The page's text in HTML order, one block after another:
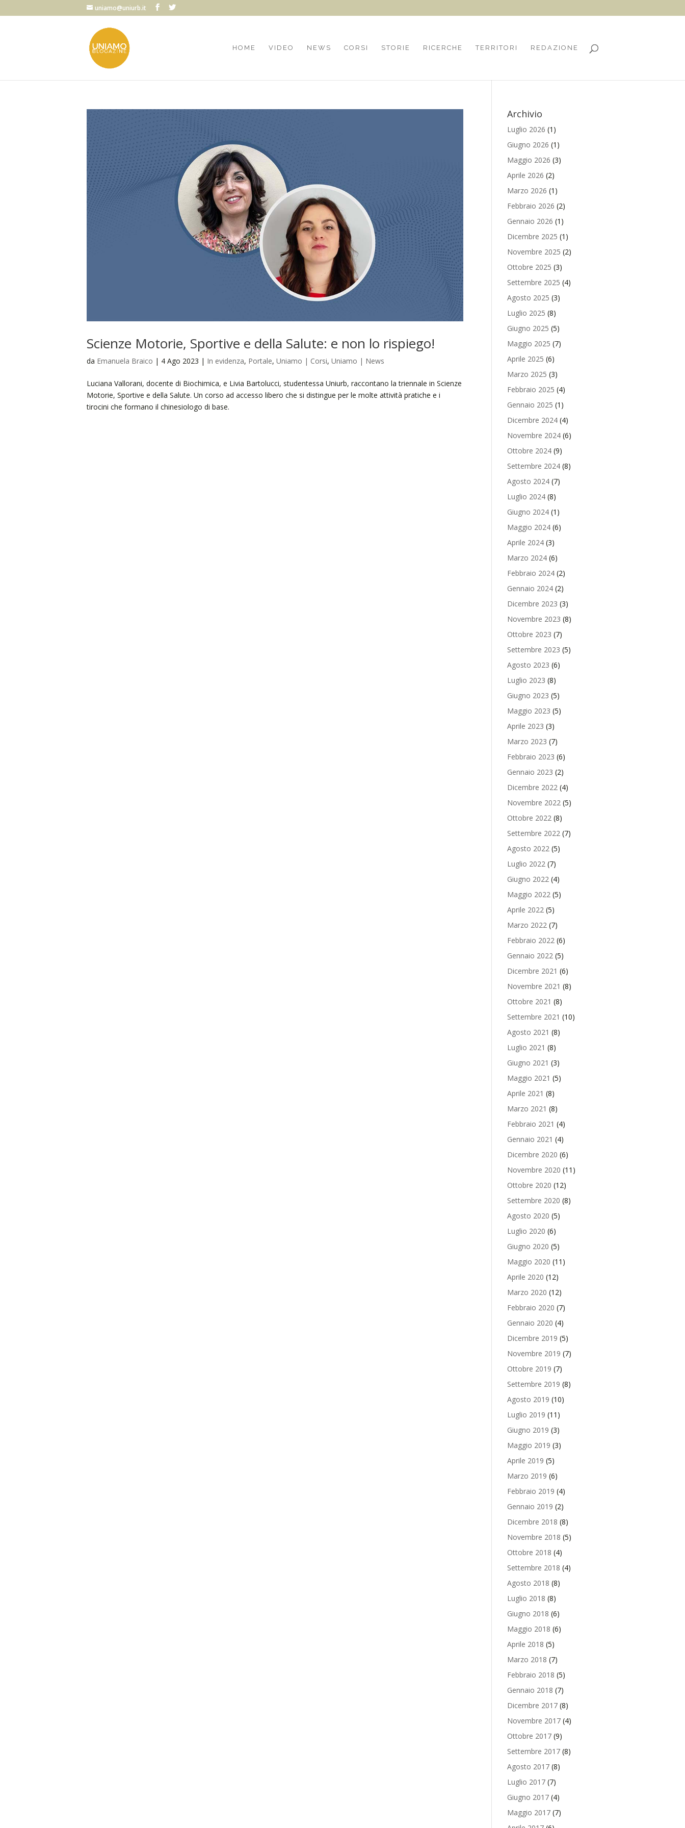
uniamo@uniurb.it
HOME VIDEO NEWS CORSI STORIE RICERCHE TERRITORI REDAZIONE
Scienze Motorie, Sportive e della Salute: e non lo rispiego!
da Emanuela Braico | 4 Ago 2023 | In evidenza, Portale, Uniamo | Corsi, Uniamo | News
Luciana Vallorani, docente di Biochimica, e Livia Bartolucci, studentessa Uniurb, raccontano la triennale in Scienze
Motorie, Sportive e della Salute. Un corso ad accesso libero che si distingue per le molte attività pratiche e i
tirocini che formano il chinesiologo di base.
Archivio
Luglio 2026 (1)
Giugno 2026 (1)
Maggio 2026 (3)
Aprile 2026 (2)
Marzo 2026 (1)
Febbraio 2026 (2)
Gennaio 2026 (1)
Dicembre 2025 (1)
Novembre 2025 (2)
Ottobre 2025 (3)
Settembre 2025 (4)
Agosto 2025 (3)
Luglio 2025 (8)
Giugno 2025 (5)
Maggio 2025 (7)
Aprile 2025 (6)
Marzo 2025 (3)
Febbraio 2025 (4)
Gennaio 2025 (1)
Dicembre 2024(4)
Novembre 2024(6)
Ottobre 2024(9)
Settembre 2024(8)
Agosto 2024(7)
Luglio 2024(8)
Giugno 2024(1)
Maggio 2024(6)
Aprile 2024(3)
Marzo 2024(6)
Febbraio 2024(2)
Gennaio 2024(2)
Dicembre 2023 (3)
Novembre 2023 (8)
Ottobre 2023 (7)
Settembre 2023 (5)
Agosto 2023 (6)
Luglio 2023 (8)
Giugno 2023 (5)
Maggio 2023 (5)
Aprile 2023 (3)
Marzo 2023 (7)
Febbraio 2023 (6)
Gennaio 2023 (2)
Dicembre 2022(4)
Novembre 2022(5)
Ottobre 2022(8)
Settembre 2022(7)
Agosto 2022(5)
Luglio 2022(7)
Giugno 2022(4)
Maggio 2022(5)
Aprile 2022(5)
Marzo 2022(7)
Febbraio 2022(6)
Gennaio 2022(5)
Dicembre 2021 (6)
Novembre 2021 (8)
Ottobre 2021 (8)
Settembre 2021 (10)
Agosto 2021 (8)
Luglio 2021 (8)
Giugno 2021 (3)
Maggio 2021 (5)
Aprile 2021 (8)
Marzo 2021 (8)
Febbraio 2021 (4)
Gennaio 2021 (4)
Dicembre 2020 (6)
Novembre 2020 (11)
Ottobre 2020 (12)
Settembre 2020 (8)
Agosto 2020 (5)
Luglio 2020 (6)
Giugno 2020 (5)
Maggio 2020 (11)
Aprile 2020 (12)
Marzo 2020 (12)
Febbraio 2020 (7)
Gennaio 2020 (4)
Dicembre 2019 (5)
Novembre 2019 (7)
Ottobre 2019 (7)
Settembre 2019 (8)
Agosto 2019 (10)
Luglio 2019 (11)
Giugno 2019 (3)
Maggio 2019 (3)
Aprile 2019 (5)
Marzo 2019 (6)
Febbraio 2019 (4)
Gennaio 2019 (2)
Dicembre 2018 (8)
Novembre 2018 (5)
Ottobre 2018 (4)
Settembre 2018 (4)
Agosto 2018 (8)
Luglio 2018 (8)
Giugno 2018 (6)
Maggio 2018 (6)
Aprile 2018 (5)
Marzo 2018 (7)
Febbraio 2018 (5)
Gennaio 2018 (7)
Dicembre 2017(8)
Novembre 2017(4)
Ottobre 2017(9)
Settembre 2017(8)
Agosto 2017(8)
Luglio 2017(7)
Giugno 2017(4)
Maggio 2017(7)